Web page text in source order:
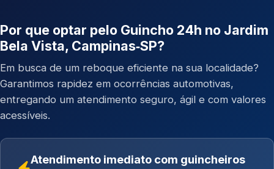
Por que optar pelo Guincho 24h no Jardim
Bela Vista, Campinas‑SP?
Em busca de um reboque eficiente na sua localidade?
Garantimos rapidez em ocorrências automotivas,
entregando um atendimento seguro, ágil e com valores
acessíveis.
Atendimento imediato com guincheiros